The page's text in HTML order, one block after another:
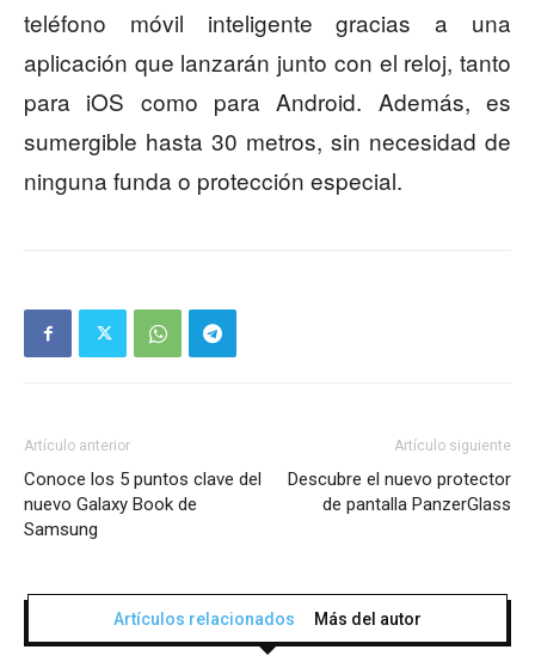
teléfono móvil inteligente gracias a una
aplicación que lanzarán junto con el reloj, tanto
para iOS como para Android. Además, es
sumergible hasta 30 metros, sin necesidad de
ninguna funda o protección especial.
Artículo anterior
Conoce los 5 puntos clave del
nuevo Galaxy Book de
Samsung
Artículo siguiente
Descubre el nuevo protector
de pantalla PanzerGlass
Artículos relacionados Más del autor